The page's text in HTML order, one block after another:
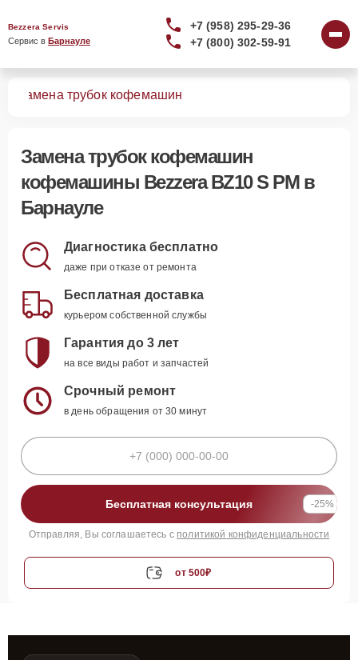
Bezzera Servis
Сервис в Барнауле
+7 (958) 295-29-36
+7 (800) 302-59-91
Замена трубок кофемашин
Замена трубок кофемашин
кофемашины Bezzera BZ10 S PM в
Барнауле
Диагностика бесплатно
даже при отказе от ремонта
Бесплатная доставка
курьером собственной службы
Гарантия до 3 лет
на все виды работ и запчастей
Срочный ремонт
в день обращения от 30 минут
Бесплатная консультация -25%
Отправляя, Вы соглашаетесь с политикой конфиденциальности
от 500₽